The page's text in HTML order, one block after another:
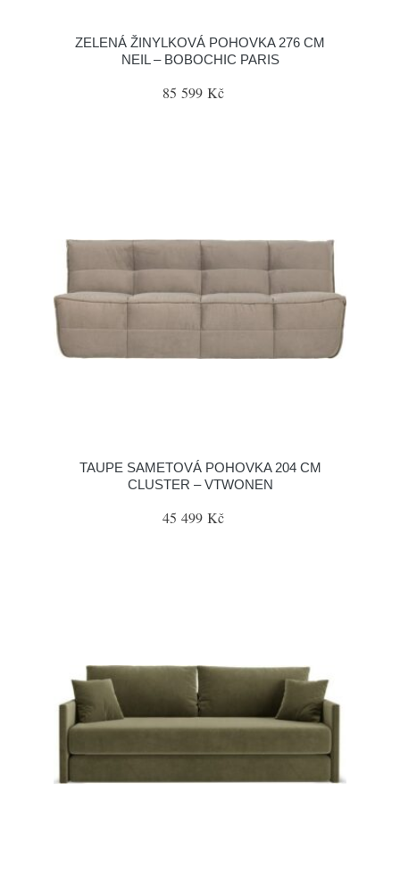
ZELENÁ ŽINYLKOVÁ POHOVKA 276 CM
NEIL – BOBOCHIC PARIS
85 599 Kč
TAUPE SAMETOVÁ POHOVKA 204 CM
CLUSTER – VTWONEN
45 499 Kč